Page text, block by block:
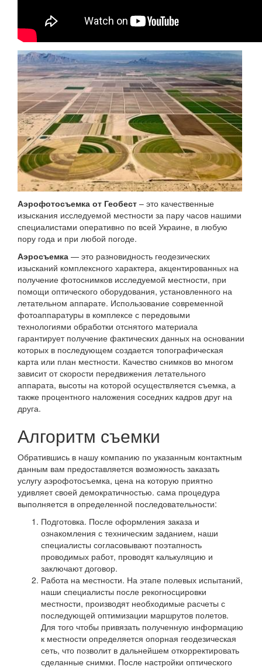
Аэрофотосъемка от Геобест – это качественные
изыскания исследуемой местности за пару часов нашими
специалистами оперативно по всей Украине, в любую
пору года и при любой погоде.
Аэросъемка — это разновидность геодезических
изысканий комплексного характера, акцентированных на
получение фотоснимков исследуемой местности, при
помощи оптического оборудования, установленного на
летательном аппарате. Использование современной
фотоаппаратуры в комплексе с передовыми
технологиями обработки отснятого материала
гарантирует получение фактических данных на основании
которых в последующем создается топографическая
карта или план местности. Качество снимков во многом
зависит от скорости передвижения летательного
аппарата, высоты на которой осуществляется съемка, а
также процентного наложения соседних кадров друг на
друга.
Алгоритм съемки
Обратившись в нашу компанию по указанным контактным
данным вам предоставляется возможность заказать
услугу аэрофотосъемка, цена на которую приятно
удивляет своей демократичностью. сама процедура
выполняется в определенной последовательности:
Подготовка. После оформления заказа и
ознакомления с техническим заданием, наши
специалисты согласовывают поэтапность
проводимых работ, проводят калькуляцию и
заключают договор.
Работа на местности. На этапе полевых испытаний,
наши специалисты после рекогносцировки
местности, производят необходимые расчеты с
последующей оптимизации маршрутов полетов.
Для того чтобы привязать полученную информацию
к местности определяется опорная геодезическая
сеть, что позволит в дальнейшем откорректировать
сделанные снимки. После настройки оптического